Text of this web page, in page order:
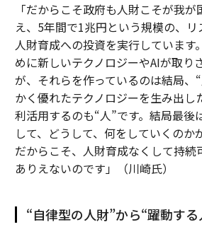
「だからこそ政府も人財こそが我
え、5年間で1兆円という規模の、
人財育成への投資を実行しています
めに新しいテクノロジーやAIが取り
が、それらを作っているのは結局、
かく優れたテクノロジーを生み出し
利活用するのも“人”です。結局最後
して、どうして、何をしていくのか
だからこそ、人財育成なくして持続
ありえないのです」（川崎氏）
“自律型の人財”から“躍動す